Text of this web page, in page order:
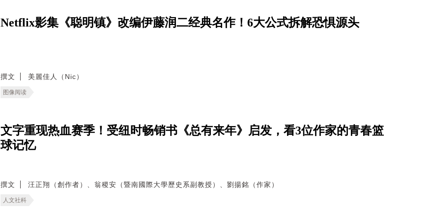
Netflix影集《聪明镇》改编伊藤润二经典名作！6大公式拆解恐惧源头
撰文 美麗佳人（Nic）
图像阅读
文字重现热血赛季！受纽时畅销书《总有来年》启发，看3位作家的青春篮
球记忆
撰文 汪正翔（創作者）、翁稷安（暨南國際大學歷史系副教授）、劉揚銘（作家）
人文社科